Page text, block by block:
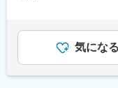
【弊社の特徴】
■ライター所属数
っていただきたい
残業手当＞有＜
当賃金はあくま
能性があります。
気になる